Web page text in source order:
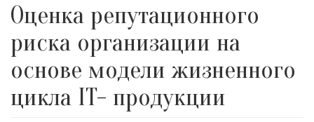
Оценка репутационного
риска организации на
основе модели жизненного
цикла IT- продукции